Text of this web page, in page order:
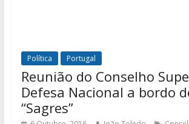
Política Portugal
Reunião do Conselho
Defesa Nacional a bordo
“Sagres”